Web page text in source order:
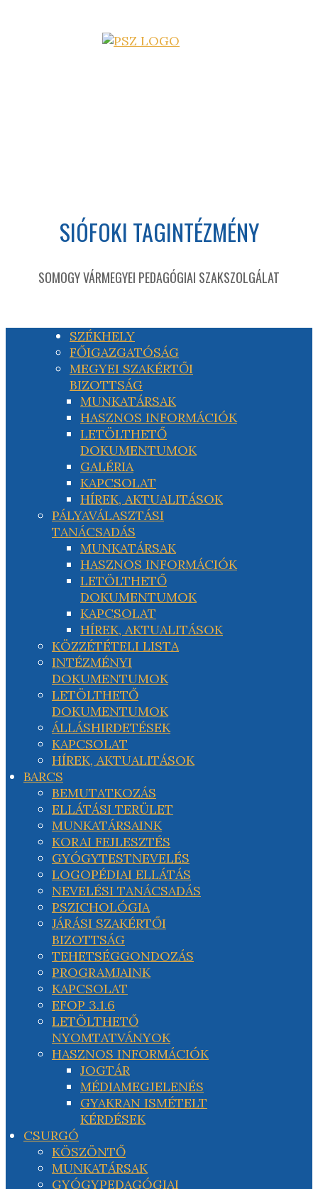
SIÓFOKI TAGINTÉZMÉNY
SOMOGY VÁRMEGYEI PEDAGÓGIAI SZAKSZOLGÁLAT
SZÉKHELY
FŐIGAZGATÓSÁG
MEGYEI SZAKÉRTŐI
BIZOTTSÁG
MUNKATÁRSAK
HASZNOS INFORMÁCIÓK
LETÖLTHETŐ
DOKUMENTUMOK
GALÉRIA
KAPCSOLAT
HÍREK, AKTUALITÁSOK
PÁLYAVÁLASZTÁSI
TANÁCSADÁS
MUNKATÁRSAK
HASZNOS INFORMÁCIÓK
LETÖLTHETŐ
DOKUMENTUMOK
KAPCSOLAT
HÍREK, AKTUALITÁSOK
KÖZZÉTÉTELI LISTA
INTÉZMÉNYI
DOKUMENTUMOK
LETÖLTHETŐ
DOKUMENTUMOK
ÁLLÁSHIRDETÉSEK
KAPCSOLAT
HÍREK, AKTUALITÁSOK
BARCS
BEMUTATKOZÁS
ELLÁTÁSI TERÜLET
MUNKATÁRSAINK
KORAI FEJLESZTÉS
GYÓGYTESTNEVELÉS
LOGOPÉDIAI ELLÁTÁS
NEVELÉSI TANÁCSADÁS
PSZICHOLÓGIA
JÁRÁSI SZAKÉRTŐI
BIZOTTSÁG
TEHETSÉGGONDOZÁS
PROGRAMJAINK
KAPCSOLAT
EFOP 3.1.6
LETÖLTHETŐ
NYOMTATVÁNYOK
HASZNOS INFORMÁCIÓK
JOGTÁR
MÉDIAMEGJELENÉS
GYAKRAN ISMÉTELT
KÉRDÉSEK
CSURGÓ
KÖSZÖNTŐ
MUNKATÁRSAK
GYÓGYPEDAGÓGIAI